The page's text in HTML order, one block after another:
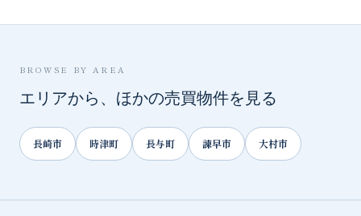
BROWSE BY AREA
エリアから、ほかの売買物件を見る
長崎市 時津町 長与町 諫早市 大村市